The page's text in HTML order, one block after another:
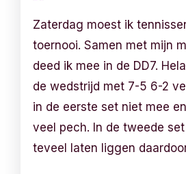
Zaterdag moest ik
toernooi. Samen met mijn
deed ik mee in de DD7.
de wedstrijd met 7-5 6-2
in de eerste set niet mee
veel pech. In de tweede
teveel laten liggen